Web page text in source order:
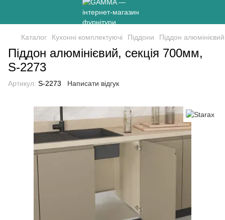
Каталог Кухонні комплектуючі Піддони Піддон
Піддон алюмінієвий, секція 700мм,
S-2273
Артикул: S-2273 Написати відгук